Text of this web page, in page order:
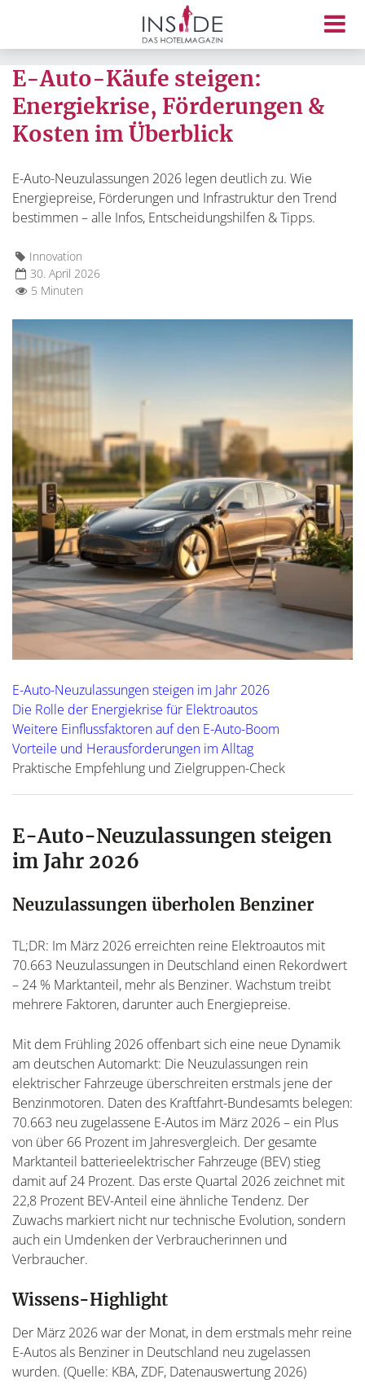
E-Auto-Käufe steigen:
Energiekrise, Förderungen &
Kosten im Überblick
E-Auto-Neuzulassungen 2026 legen deutlich zu. Wie
Energiepreise, Förderungen und Infrastruktur den Trend
bestimmen – alle Infos, Entscheidungshilfen & Tipps.
Innovation
30. April 2026
5 Minuten
E-Auto-Neuzulassungen steigen im Jahr 2026
Die Rolle der Energiekrise für Elektroautos
Weitere Einflussfaktoren auf den E-Auto-Boom
Vorteile und Herausforderungen im Alltag
Praktische Empfehlung und Zielgruppen-Check
E-Auto-Neuzulassungen steigen
im Jahr 2026
Neuzulassungen überholen Benziner
TL;DR: Im März 2026 erreichten reine Elektroautos mit
70.663 Neuzulassungen in Deutschland einen Rekordwert
– 24 % Marktanteil, mehr als Benziner. Wachstum treibt
mehrere Faktoren, darunter auch Energiepreise.
Mit dem Frühling 2026 offenbart sich eine neue Dynamik
am deutschen Automarkt: Die Neuzulassungen rein
elektrischer Fahrzeuge überschreiten erstmals jene der
Benzinmotoren. Daten des Kraftfahrt-Bundesamts belegen:
70.663 neu zugelassene E-Autos im März 2026 – ein Plus
von über 66 Prozent im Jahresvergleich. Der gesamte
Marktanteil batterieelektrischer Fahrzeuge (BEV) stieg
damit auf 24 Prozent. Das erste Quartal 2026 zeichnet mit
22,8 Prozent BEV-Anteil eine ähnliche Tendenz. Der
Zuwachs markiert nicht nur technische Evolution, sondern
auch ein Umdenken der Verbraucherinnen und
Verbraucher.
Wissens-Highlight
Der März 2026 war der Monat, in dem erstmals mehr reine
E-Autos als Benziner in Deutschland neu zugelassen
wurden. (Quelle: KBA, ZDF, Datenauswertung 2026)